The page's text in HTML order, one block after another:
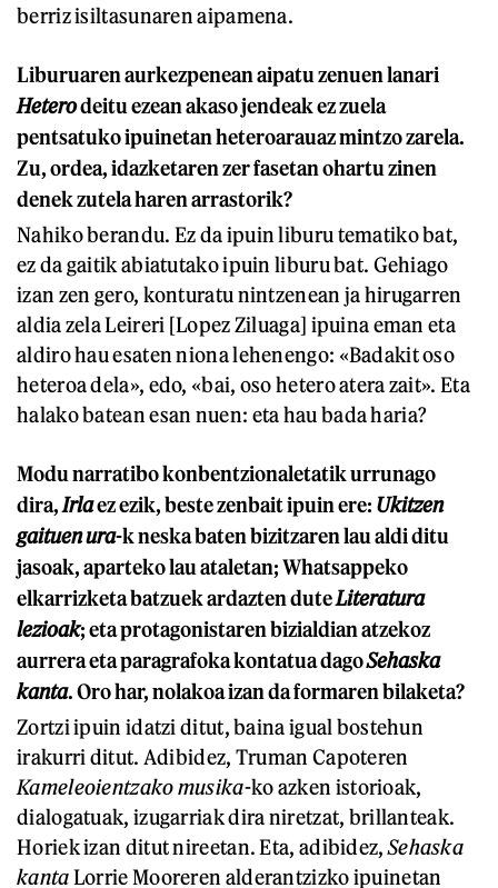
berriz isiltasunaren aipamena.
Liburuaren aurkezpenean aipatu zenuen lanari
Heterodeitu ezean akaso jendeak ez zuela
pentsatuko ipuinetan heteroarauaz mintzo zarela.
Zu, ordea, idazketaren zer fasetan ohartu zinen
denek zutela haren arrastorik?
Nahiko berandu. Ez da ipuin liburu tematiko bat,
ez da gaitik abiatutako ipuin liburu bat. Gehiago
izan zen gero, konturatu nintzenean ja hirugarren
aldia zela Leireri [Lopez Ziluaga] ipuina eman eta
aldiro hau esaten niona lehenengo: «Badakit oso
heteroa dela», edo, «bai, oso hetero atera zait». Eta
halako batean esan nuen: eta hau bada haria?
Modu narratibo konbentzionaletatik urrunago
dira,Irlaez ezik, beste zenbait ipuin ere: Ukitzen
gaituen ura-k neska baten bizitzaren lau aldi ditu
jasoak, aparteko lau ataletan; Whatsappeko
elkarrizketa batzuek ardazten duteLiteratura
lezioak; eta protagonistaren bizialdian atzekoz
aurrera eta paragrafoka kontatua dagoSehaska
kanta. Oro har, nolakoa izan da formaren bilaketa?
Zortzi ipuin idatzi ditut, baina igual bostehun
irakurri ditut. Adibidez, Truman Capoteren
Kameleoientzako musika-ko azken istorioak,
dialogatuak, izugarriak dira niretzat, brillanteak.
Horiek izan ditut nireetan. Eta, adibidez,Sehaska
kantaLorrie Mooreren alderantzizko ipuinetan